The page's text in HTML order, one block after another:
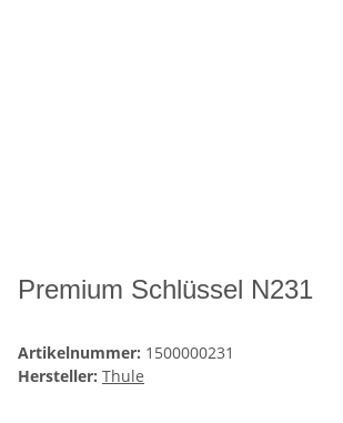
Premium Schlüssel N231
Artikelnummer: 1500000231
Hersteller: Thule